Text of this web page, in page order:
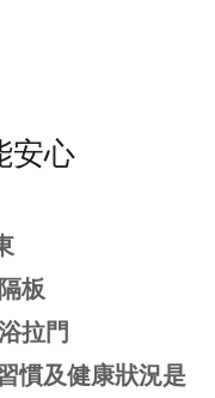
安心
板
拉門
慣及健康狀況是